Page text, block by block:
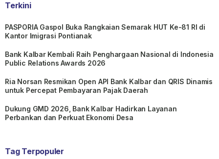
Terkini
PASPORIA Gaspol Buka Rangkaian Semarak HUT Ke-81 RI di
Kantor Imigrasi Pontianak
Bank Kalbar Kembali Raih Penghargaan Nasional di Indonesia
Public Relations Awards 2026
Ria Norsan Resmikan Open API Bank Kalbar dan QRIS Dinamis
untuk Percepat Pembayaran Pajak Daerah
Dukung GMD 2026, Bank Kalbar Hadirkan Layanan
Perbankan dan Perkuat Ekonomi Desa
Tag Terpopuler